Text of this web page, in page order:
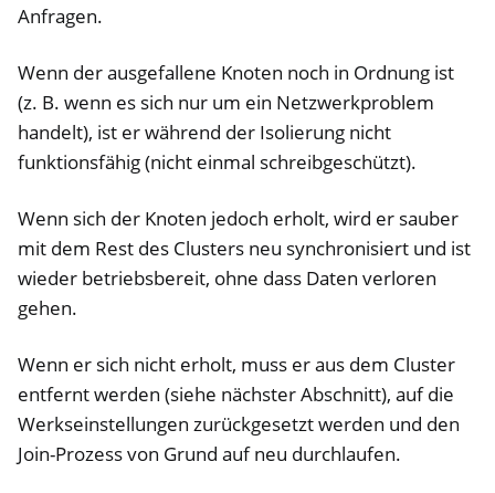
Anfragen.
Wenn der ausgefallene Knoten noch in Ordnung ist
(z. B. wenn es sich nur um ein Netzwerkproblem
handelt), ist er während der Isolierung nicht
funktionsfähig (nicht einmal schreibgeschützt).
Wenn sich der Knoten jedoch erholt, wird er sauber
mit dem Rest des Clusters neu synchronisiert und ist
wieder betriebsbereit, ohne dass Daten verloren
gehen.
Wenn er sich nicht erholt, muss er aus dem Cluster
entfernt werden (siehe nächster Abschnitt), auf die
Werkseinstellungen zurückgesetzt werden und den
Join-Prozess von Grund auf neu durchlaufen.